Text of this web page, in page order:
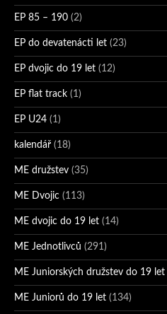
EP 85 – 190 (2)
EP do devatenácti let (23)
EP dvojic do 19 let (12)
EP flat track (1)
EP U24 (1)
kalendář (18)
ME družstev (35)
ME Dvojic (113)
ME dvojic do 19 let (14)
ME Jednotlivců (291)
ME Juniorských družstev do 19 let
ME Juniorů do 19 let (134)